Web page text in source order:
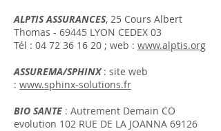
ALPTIS ASSURANCES, 25 Cours Albert
Thomas - 69445 LYON CEDEX 03
Tél : 04 72 36 16 20 ; web : www.alptis.org
ASSUREMA/SPHINX: site web
: www.sphinx-solutions.fr
BIO SANTE : Autrement Demain CO
evolution 102 RUE DE LA JOANNA 69126